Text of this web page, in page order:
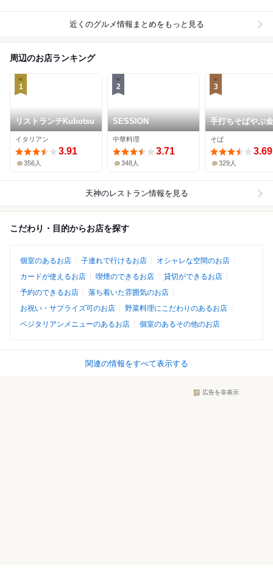
近くのグルメ情報まとめをもっと見る
周辺のお店ランキング
1
リストランテKubotsu
イタリアン
3.91
356人
2
SESSION
中華料理
3.71
348人
3
手打ちそばやぶ金
そば
3.69
329人
天神のレストラン情報を見る
こだわり・目的からお店を探す
個室のあるお店 子連れで行けるお店
オシャレな空間のお店
カードが使えるお店
喫煙のできるお店
貸切ができるお店
予約のできるお店
落ち着いた雰囲気のお店
お祝い・サプライズ可のお店
野菜料理にこだわりのあるお店
ベジタリアンメニューのあるお店
個室のあるその他のお店
関連の情報をすべて表示する
広告を非表示